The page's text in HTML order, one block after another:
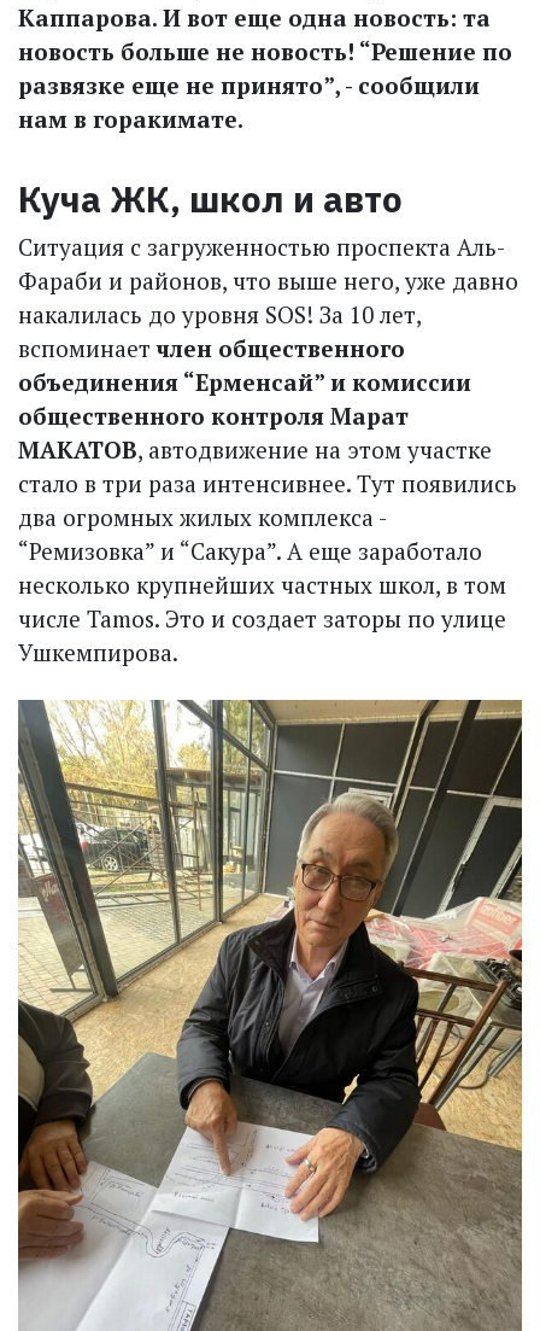
Каппарова. И вот еще одна новость: та
новость больше не новость! “Решение по
развязке еще не принято”, - сообщили
нам в горакимате.
Куча ЖК, школ и авто
Ситуация с загруженностью проспекта Аль-
Фараби и районов, что выше него, уже давно
накалилась до уровня SOS! За 10 лет,
вспоминаетчлен общественного
объединения “Ерменсай” и комиссии
общественного контроля Марат
МАКАТОВ, автодвижение на этом участке
стало в три раза интенсивнее. Тут появились
два огромных жилых комплекса -
“Ремизовка” и “Сакура”. А еще заработало
несколько крупнейших частных школ, в том
числе Tamos. Это и создает заторы по улице
Ушкемпирова.